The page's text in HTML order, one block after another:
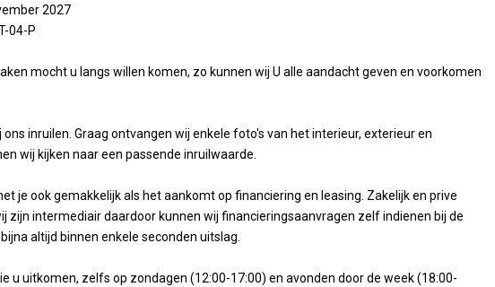
2027
04-P
mocht u langs willen komen, zo kunnen wij U alle aandacht geven en voorkomen
inruilen. Graag ontvangen wij enkele foto's van het interieur, exterieur en
wij kijken naar een passende inruilwaarde.
je ook gemakkelijk als het aankomt op financiering en leasing. Zakelijk en prive
zijn intermediair daardoor kunnen wij financieringsaanvragen zelf indienen bij de
altijd binnen enkele seconden uitslag.
u uitkomen, zelfs op zondagen (12:00-17:00) en avonden door de week (18:00-